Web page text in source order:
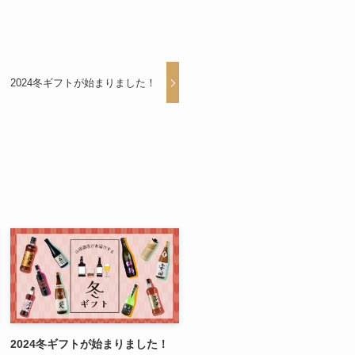
2024冬ギフトが始まりました！
2024冬ギフトが始まりました！